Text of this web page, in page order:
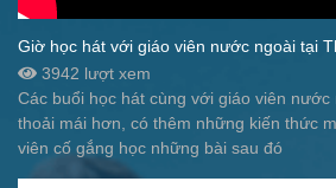
Giờ học hát với giáo viên nước ngoài tại
3942 lượt xem
Các buổi học hát cùng với giáo viên nước
thoải mái hơn, có thêm những kiến thức
viên cố gắng học những bài sau đó